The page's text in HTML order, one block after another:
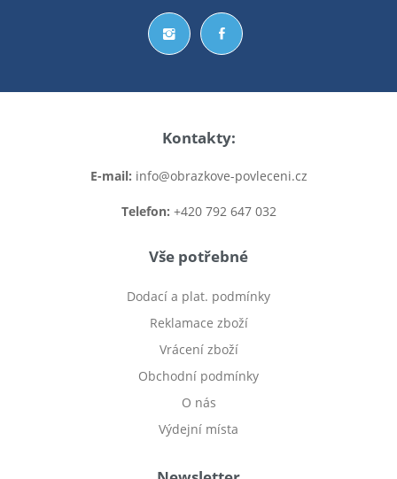
Kontakty:
E-mail: info@obrazkove-povleceni.cz
Telefon: +420 792 647 032
Vše potřebné
Dodací a plat. podmínky
Reklamace zboží
Vrácení zboží
Obchodní podmínky
O nás
Výdejní místa